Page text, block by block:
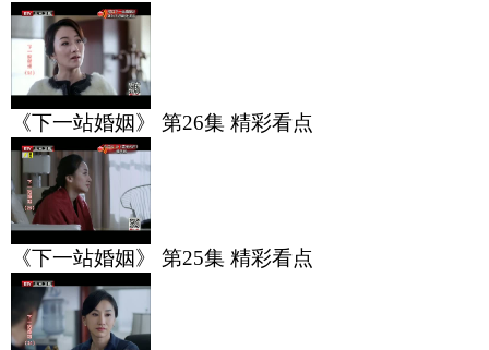
《下一站婚姻》 第26集 精彩看点
《下一站婚姻》 第25集 精彩看点